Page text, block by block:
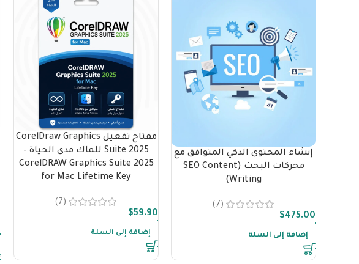
إنشاء المحتوى الذكي المتوافق مع
محركات البحث (SEO Content
Writing)
(7)
$475.00
إضافة إلى السلة
مفتاح تفعيل CorelDraw Graphics
Suite 2025 للماك مدى الحياة –
CorelDRAW Graphics Suite 2025
for Mac Lifetime Key
(7)
$59.90
إضافة إلى السلة